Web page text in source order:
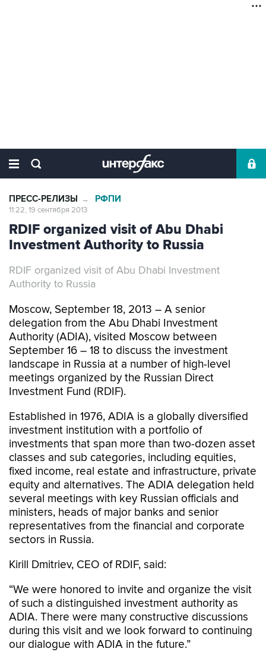
ПРЕСС-РЕЛИЗЫ → РФПИ
11:22, 19 сентября 2013
RDIF organized visit of Abu Dhabi
Investment Authority to Russia
RDIF organized visit of Abu Dhabi Investment
Authority to Russia
Moscow, September 18, 2013 – A senior
delegation from the Abu Dhabi Investment
Authority (ADIA), visited Moscow between
September 16 – 18 to discuss the investment
landscape in Russia at a number of high-level
meetings organized by the Russian Direct
Investment Fund (RDIF).
Established in 1976, ADIA is a globally diversified
investment institution with a portfolio of
investments that span more than two-dozen asset
classes and sub categories, including equities,
fixed income, real estate and infrastructure, private
equity and alternatives. The ADIA delegation held
several meetings with key Russian officials and
ministers, heads of major banks and senior
representatives from the financial and corporate
sectors in Russia.
Kirill Dmitriev, CEO of RDIF, said:
“We were honored to invite and organize the visit
of such a distinguished investment authority as
ADIA. There were many constructive discussions
during this visit and we look forward to continuing
our dialogue with ADIA in the future.”